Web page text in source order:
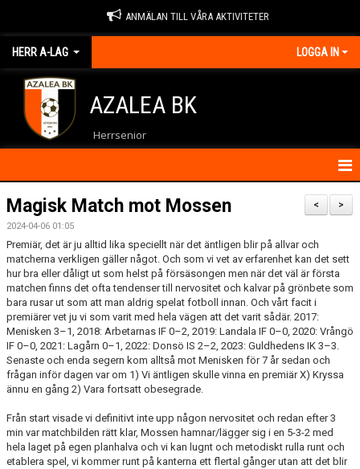
ANMÄLAN TILL VÅRA AKTIVITETER
HERR A-LAG LOGGA IN
AZALEA BK
Herrsenior
HEM
NYHETER
KALENDER
MATCHER
TRUPPEN
KONTAKT
>
<
Magisk Match mot Mossen
2024-04-06 01:05
Premiär, det är ju alltid lika speciellt när det äntligen blir på allvar och
matcherna verkligen gäller något. Och som vi vet av erfarenhet kan det sett
hur bra eller dåligt ut som helst på försäsongen men när det väl är första
matchen finns det ofta tendenser till nervositet och kalvar på grönbete som
bara rusar ut som att man aldrig spelat fotboll innan. Och vårt facit i
premiärer vet ju vi som varit med hela vägen att det varit sådär. 2017:
Menisken 3–1, 2018: Arbetarnas IF 0–2, 2019: Landala IF 0–0, 2020: Vrångö
IF 0–0, 2021: Lagårn 0–1, 2022: Donsö IS 2–2, 2023: Guldhedens IK 3–3.
Senaste och enda segern kom alltså mot Menisken för 7 år sedan och
frågan inför dagen var om 1) Vi äntligen skulle vinna en premiär X) Kryssa
ännu en gång 2) Vara fortsatt obesegrade.
Från start visade vi definitivt inte upp någon nervositet och redan efter 3
min var matchbilden rätt klar, Mossen hamnar/lägger sig i en 5-3-2 med
hela laget på egen planhalva och vi kan lugnt och metodiskt rulla runt och
etablera spel, vi kommer runt på kanterna ett flertal gånger utan att det blir